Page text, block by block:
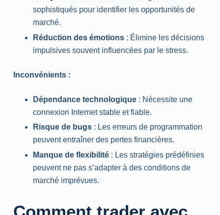
sophistiqués pour identifier les opportunités de
marché.
Réduction des émotions: Élimine les décisions
impulsives souvent influencées par le stress.
Inconvénients :
Dépendance technologique: Nécessite une
connexion Internet stable et fiable.
Risque de bugs: Les erreurs de programmation
peuvent entraîner des pertes financières.
Manque de flexibilité: Les stratégies prédéfinies
peuvent ne pas s’adapter à des conditions de
marché imprévues.